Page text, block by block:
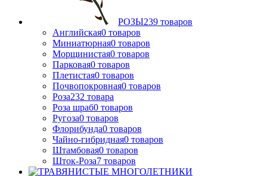
РОЗЫ239 товаров
Английская0 товаров
Миниатюрная0 товаров
Морщинистая0 товаров
Парковая0 товаров
Плетистая0 товаров
Почвопокровная0 товаров
Роза232 товара
Роза шраб0 товаров
Ругоза0 товаров
Флорибунда0 товаров
Чайно-гибридная0 товаров
Штамбовая0 товаров
Шток-Роза7 товаров